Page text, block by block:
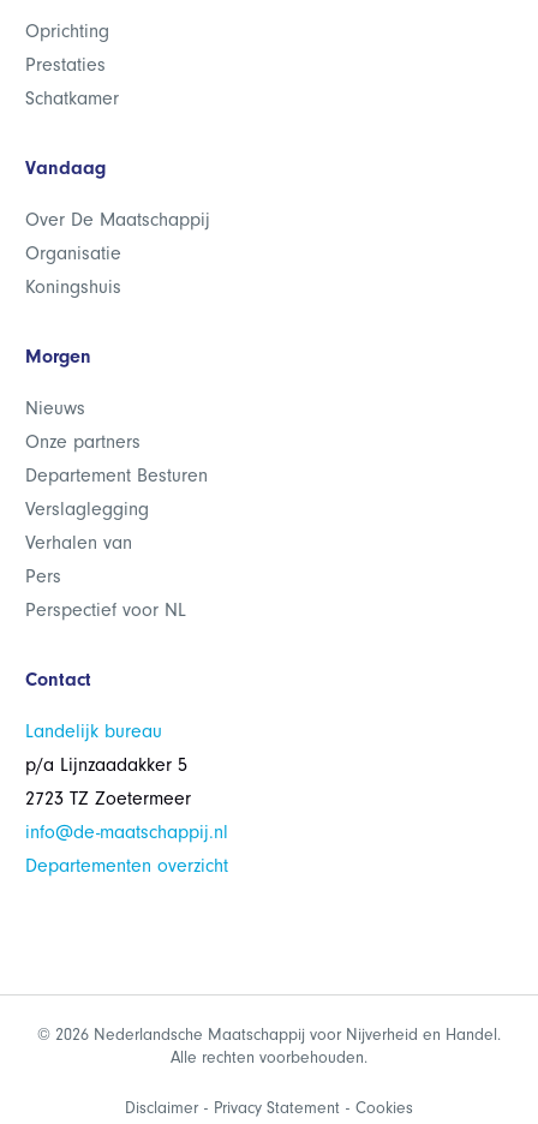
Oprichting
Prestaties
Schatkamer
Vandaag
Over De Maatschappij
Organisatie
Koningshuis
Morgen
Nieuws
Onze partners
Departement Besturen
Verslaglegging
Verhalen van
Pers
Perspectief voor NL
Contact
Landelijk bureau
p/a Lijnzaadakker 5
2723 TZ Zoetermeer
info@de-maatschappij.nl
Departementen overzicht
© 2026 Nederlandsche Maatschappij voor Nijverheid en Handel.
Alle rechten voorbehouden.
Disclaimer Privacy Statement Cookies